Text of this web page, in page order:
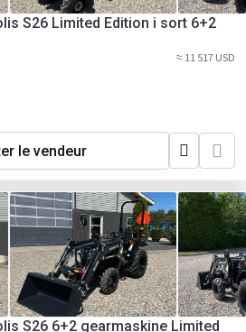
S26 Limited Edition i sort 6+2
≈ 11 517 USD
le vendeur
S26 6+2 gearmaskine Limited